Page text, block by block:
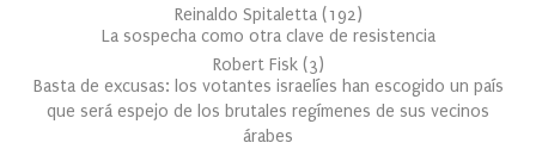
Reinaldo Spitaletta (192)
La sospecha como otra clave de resistencia
Robert Fisk (3)
Basta de excusas: los votantes israelíes han escogido un país
que será espejo de los brutales regímenes de sus vecinos
árabes